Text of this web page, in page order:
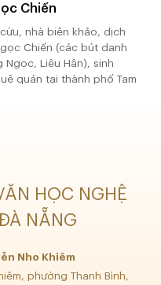
Chiến
nhà biên khảo, dịch
Chiến (các bút danh
Ngọc, Liêu Hân), sinh
quán tại thành phố Tam
HỌC NGHỆ
NẴNG
Nho Khiêm
phường Thanh Bình,